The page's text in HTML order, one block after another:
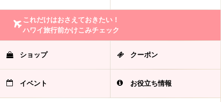
これだけはおさえておきたい！
ハワイ旅行前かけこみチェック
ショップ クーポン
イベント お役立ち情報